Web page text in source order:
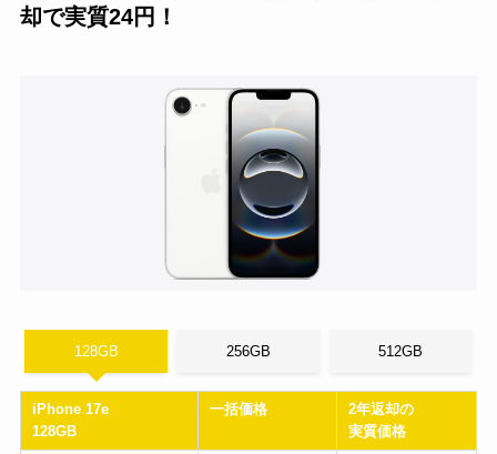
却で実質24円！
128GB 256GB 512GB
iPhone 17e
128GB
一括価格
2年返却の
実質価格